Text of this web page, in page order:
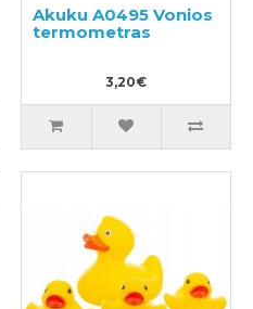
Akuku A0495 Vonios
termometras
3,20€